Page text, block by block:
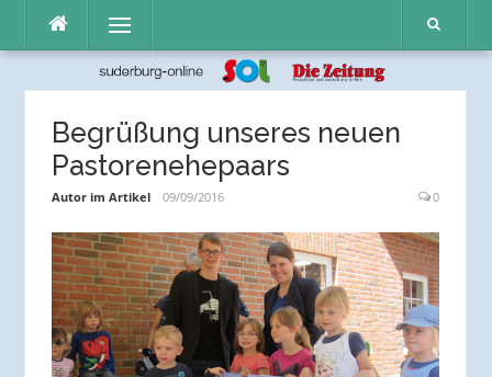
Inhalt
Menü
Begrüßung unseres neuen
Pastorenehepaars
Autor im Artikel 09/09/2016 0